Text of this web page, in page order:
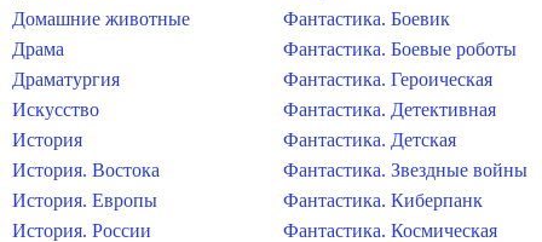
Домашние животные
Драма
Драматургия
Искусство
История
История. Востока
История. Европы
История. России
Фантастика. Боевик
Фантастика. Боевые роботы
Фантастика. Героическая
Фантастика. Детективная
Фантастика. Детская
Фантастика. Звездные войны
Фантастика. Киберпанк
Фантастика. Космическая